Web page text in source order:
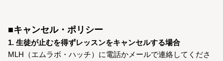
■キャンセル・ポリシー
1. 生徒が止むを得ずレッスンをキャンセルする場合
MLH（エムラボ・ハッチ）に電話かメールで連絡してくださ